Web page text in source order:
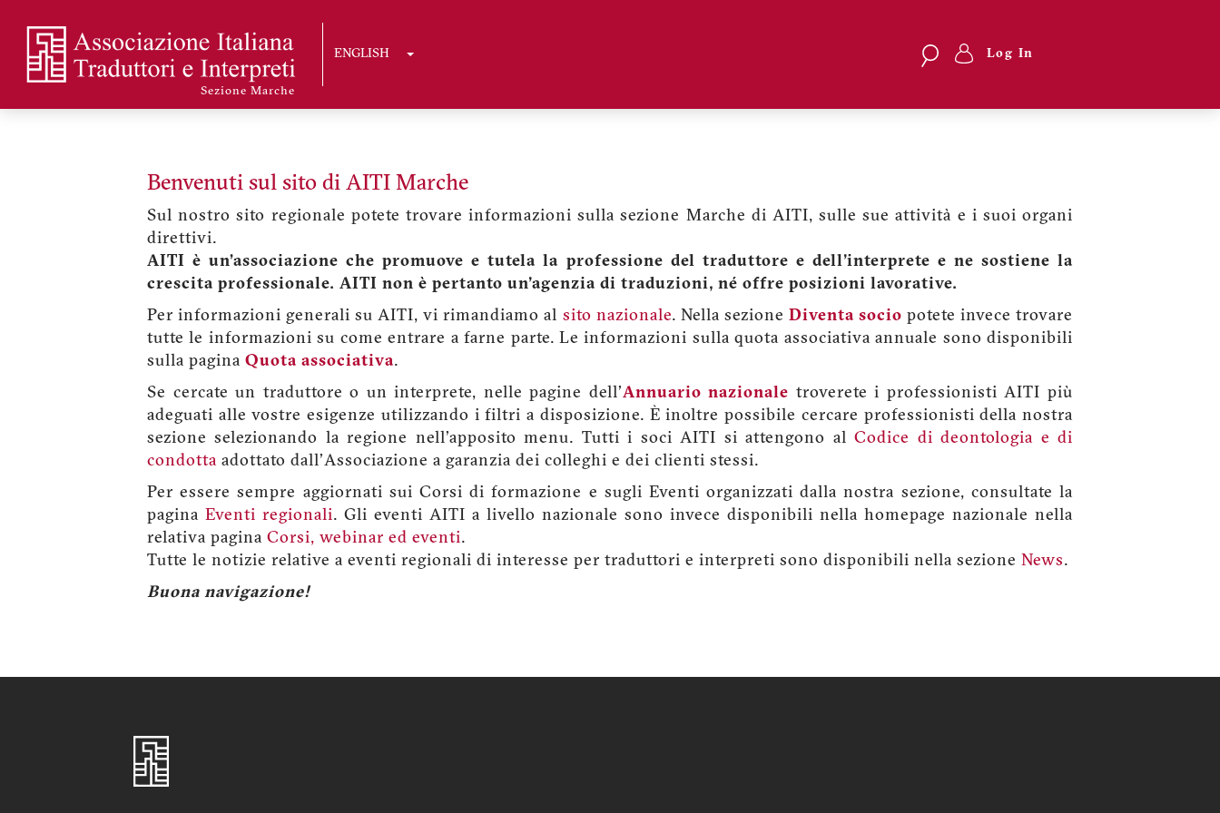
main
content
ENGLISH Toggle Dropdown Search
SearchMenu
utente
Log In
Sezione Marche
Benvenuti sul sito di AITI Marche
Sul nostro sito regionale potete trovare informazioni sulla sezione Marche di AITI, sulle sue attività e i suoi organi
direttivi.
AITI è un’associazione che promuove e tutela la professione del traduttore e dell'interprete e ne sostiene la
crescita professionale. AITI non è pertanto un'agenzia di traduzioni, né offre posizioni lavorative.
Per informazioni generali su AITI, vi rimandiamo al sito nazionale. Nella sezione Diventa socio potete invece trovare
tutte le informazioni su come entrare a farne parte. Le informazioni sulla quota associativa annuale sono disponibili
sulla pagina Quota associativa.
Se cercate un traduttore o un interprete, nelle pagine dell'Annuario nazionale troverete i professionisti AITI più
adeguati alle vostre esigenze utilizzando i filtri a disposizione. È inoltre possibile cercare professionisti della nostra
sezione selezionando la regione nell'apposito menu. Tutti i soci AITI si attengono alCodice di deontologia e di
condotta adottato dall'Associazione a garanzia dei colleghi e dei clienti stessi.
Per essere sempre aggiornati sui Corsi di formazione e sugli Eventi organizzati dalla nostra sezione, consultate la
pagina Eventi regionali. Gli eventi AITI a livello nazionale sono invece disponibili nella homepage nazionale nella
relativa pagina Corsi, webinar ed eventi.
Tutte le notizie relative a eventi regionali di interesse per traduttori e interpreti sono disponibili nella sezione News.
Buona navigazione!